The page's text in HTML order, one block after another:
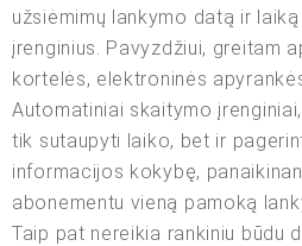
užsiėmimų lankymo datą ir
įrenginius. Pavyzdžiui, greitam
kortelės, elektroninės
Automatiniai skaitymo
tik sutaupyti laiko, bet ir
informacijos kokybę,
abonementu vieną pamoką
Taip pat nereikia rankiniu būdu